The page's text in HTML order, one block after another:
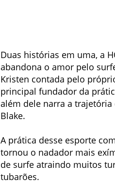
Duas histórias em uma, a
abandona o amor pelo
Kristen contada pelo
principal fundador da
além dele narra a
Blake.
A prática desse esporte
tornou o nadador mais
de surfe atraindo muitos
tubarões.